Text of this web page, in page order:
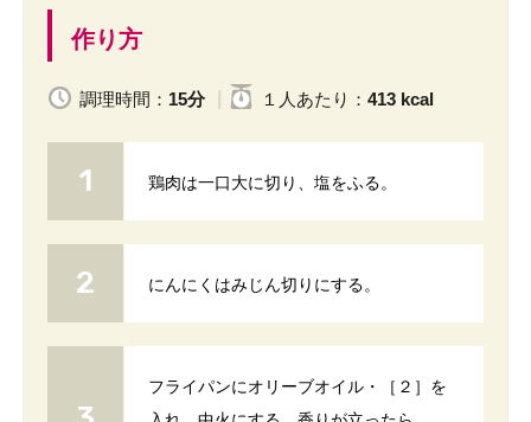
作り方
調理時間： 15分 １人 あたり ： 413 kcal
鶏肉は一口大に切り、塩をふる。
にんにくはみじん切りにする。
フライパンにオリーブオイル・［２］を